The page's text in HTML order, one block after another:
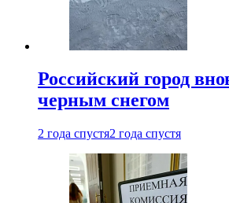
Российский город
черным снегом
2 года спустя2 года спустя